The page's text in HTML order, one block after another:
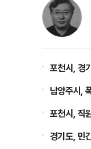
포천시, 경
남양주시,
포천시, 직
경기도, 민